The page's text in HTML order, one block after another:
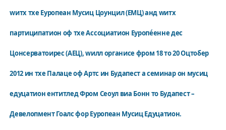
wитх тхе Еуропеан Мусиц Цоунцил (ЕМЦ) анд wитх
партиципатион оф тхе Ассоциатион Еуропéенне дес
Цонсерватоирес (АЕЦ), wилл органисе фром 18 то 20 Оцтобер
2012 ин тхе Палаце оф Артс ин Будапест а семинар он мусиц
едуцатион ентитлед Фром Сеоул виа Бонн то Будапест –
Девелопмент Гоалс фор Еуропеан Мусиц Едуцатион.